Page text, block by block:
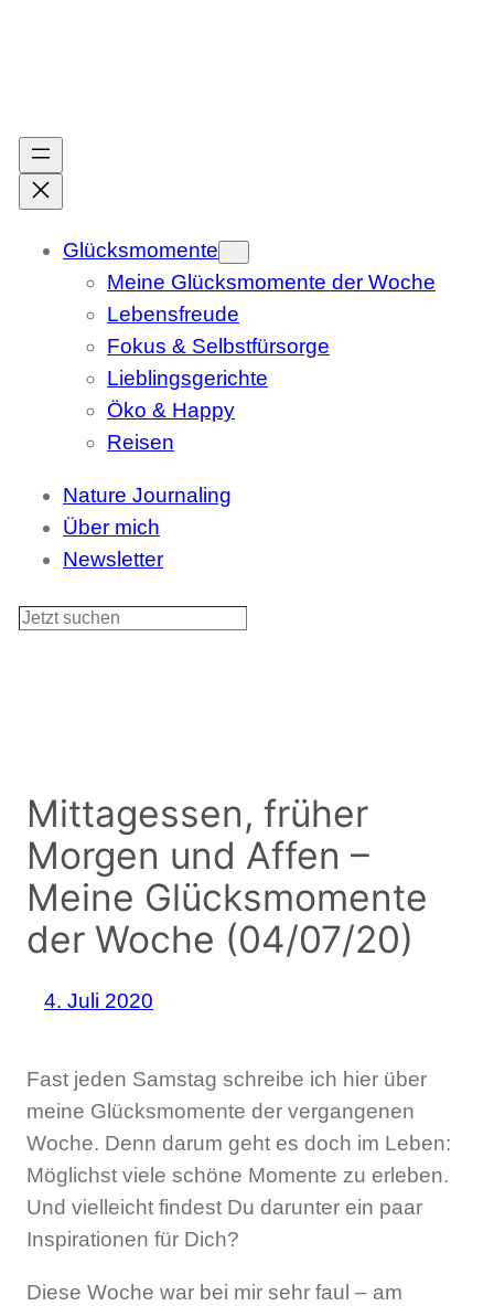
Glücksmomente
Meine Glücksmomente der Woche
Lebensfreude
Fokus & Selbstfürsorge
Lieblingsgerichte
Öko & Happy
Reisen
Nature Journaling
Über mich
Newsletter
S
Mittagessen, früher
Morgen und Affen –
Meine Glücksmomente
der Woche (04/07/20)
4. Juli 2020
Fast jeden Samstag schreibe ich hier über
meine Glücksmomente der vergangenen
Woche. Denn darum geht es doch im Leben:
Möglichst viele schöne Momente zu erleben.
Und vielleicht findest Du darunter ein paar
Inspirationen für Dich?
Diese Woche war bei mir sehr faul – am